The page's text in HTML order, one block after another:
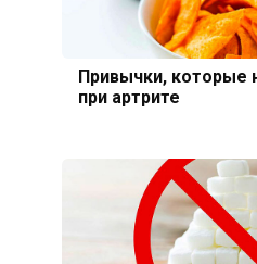
Привычки, которые
при артрите